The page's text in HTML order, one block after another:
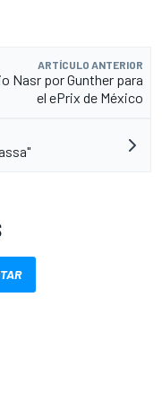
ARTÍCULO ANTERIOR
Nasr por Gunther para
el ePrix de México